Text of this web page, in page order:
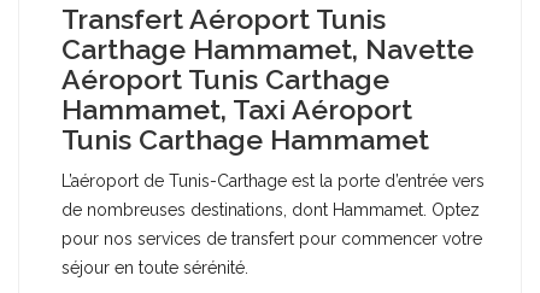
Transfert Aéroport Tunis
Carthage Hammamet, Navette
Aéroport Tunis Carthage
Hammamet, Taxi Aéroport
Tunis Carthage Hammamet
L’aéroport de Tunis-Carthage est la porte d’entrée vers
de nombreuses destinations, dont Hammamet. Optez
pour nos services de transfert pour commencer votre
séjour en toute sérénité.